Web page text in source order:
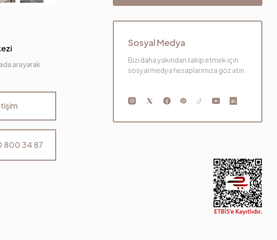
arayarak
800 34 87
Sosyal Medya
Bizi daha yakından takip etmek için
sosyal medya hesaplarımıza göz atın.